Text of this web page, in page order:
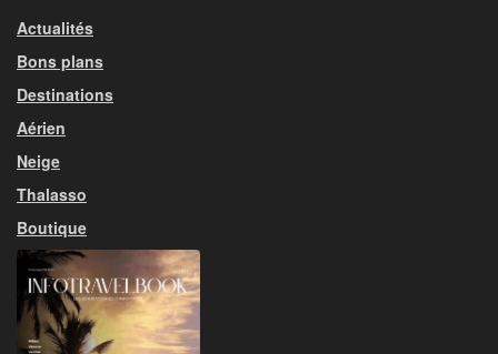
Actualités
Bons plans
Destinations
Aérien
Neige
Thalasso
Boutique